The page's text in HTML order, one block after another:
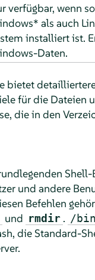
verfügbar, wenn
als auch
installiert ist.
Daten.
bietet
für die Dateien
die in den
Shell-
und andere
Befehlen
und rmdir . /bin
die Standard-
.